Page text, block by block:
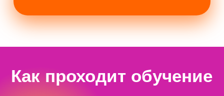
Управлять своим временем,
Рассказать о результатах своей
работы и представить себя